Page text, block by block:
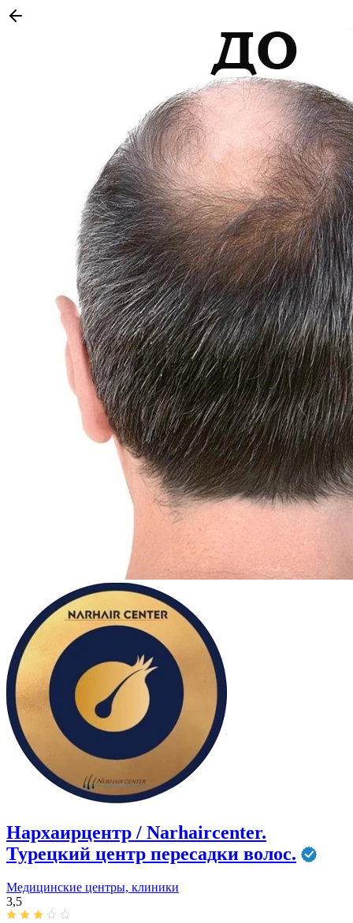
Нархаирцентр / Narhaircenter.
Турецкий центр пересадки волос.
Медицинские центры, клиники
3,5